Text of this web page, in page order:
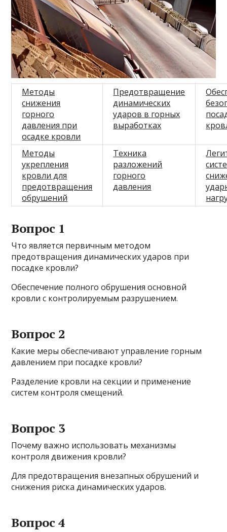
Методы
снижения
горного
давления при
осадке кровли
Предотвращение
динамических
ударов в горных
выработках
Методы
укрепления
кровли для
предотвращения
обрушений
Техника
разложений
горного
давления
Вопрос 1
Что является первичным методом
предотвращения динамических ударов при
посадке кровли?
Обеспечение полного обрушения основной
кровли с контролируемым разрушением.
Вопрос 2
Какие меры обеспечивают управление горным
давлением при посадке кровли?
Разделение кровли на секции и применение
систем контроля смещений.
Вопрос 3
Почему важно использовать механизмы
контроля движения кровли?
Для предотвращения внезапных обрушений и
снижения риска динамических ударов.
Вопрос 4